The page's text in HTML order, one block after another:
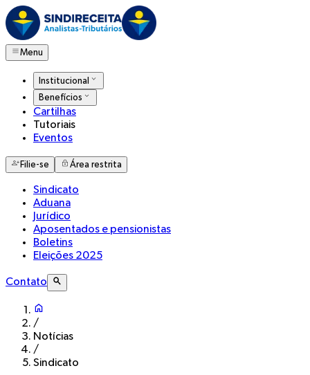
Menu
Institucional
Benefícios
Cartilhas
Tutoriais
Eventos
Filie-se Área restrita
Sindicato
Aduana
Jurídico
Aposentados e pensionistas
Boletins
Eleições 2025
Contato
/
Notícias
/
Sindicato